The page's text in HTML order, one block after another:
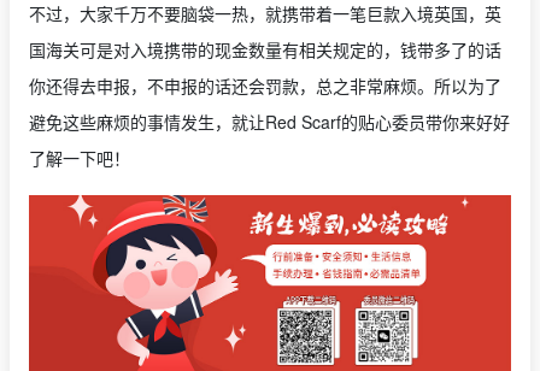
不过，大家千万不要脑袋一热，就携带着一笔巨款入境英国，英
国海关可是对入境携带的现金数量有相关规定的，钱带多了的话
你还得去申报，不申报的话还会罚款，总之非常麻烦。所以为了
避免这些麻烦的事情发生，就让Red Scarf的贴心委员带你来好好
了解一下吧！